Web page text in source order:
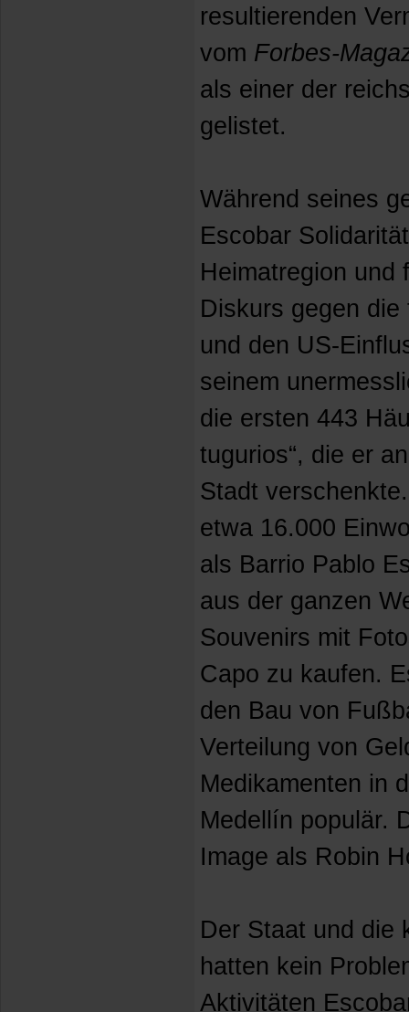
resultierenden
vom Forbes-
als einer der
gelistet.
Während seines
Escobar
Heimatregion und
Diskurs gegen
und den US-
seinem
die ersten 443
tugurios“, die er
Stadt
etwa 16.000
als Barrio Pablo
aus der ganzen
Souvenirs mit
Capo zu kaufen.
den Bau von
Verteilung von
Medikamenten in
Medellín populär.
Image als Robin
Der Staat und die
hatten kein
Aktivitäten